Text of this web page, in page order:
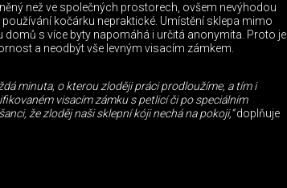
než ve společných prostorech, ovšem nevýhodou
kočárku nepraktické. Umístění sklepa mimo
domů s více byty napomáhá i určitá anonymita. Proto je
a neodbýt vše levným visacím zámkem.
minuta, o kterou zloději práci prodloužíme, a tím i
visacím zámku s petlicí či po speciálním
že zloděj naši sklepní kóji nechá na pokoji,“doplňuje